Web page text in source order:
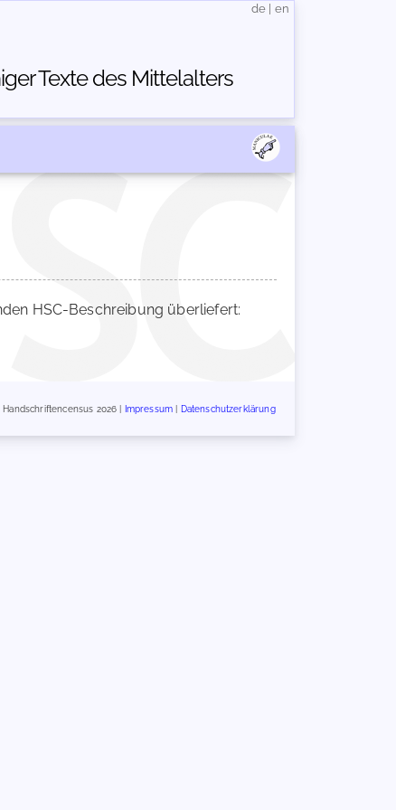
Texte des Mittelalters
de en
HSC-Beschreibung überliefert:
Handschriftencensus 2026 | Impressum Datenschutzerklärung